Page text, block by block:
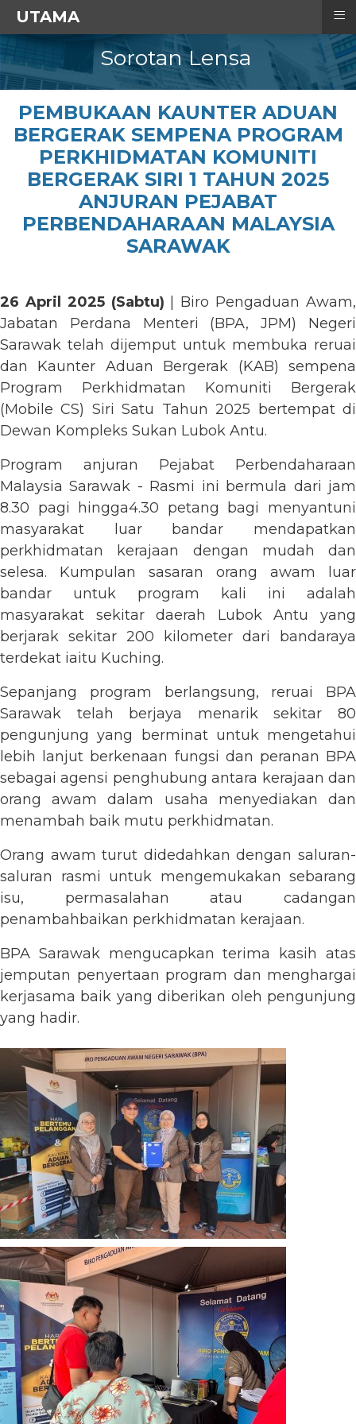
Sorotan Lensa
PEMBUKAAN KAUNTER ADUAN
BERGERAK SEMPENA PROGRAM
PERKHIDMATAN KOMUNITI
BERGERAK SIRI 1 TAHUN 2025
ANJURAN PEJABAT
PERBENDAHARAAN MALAYSIA
SARAWAK
26 April 2025 (Sabtu) | Biro Pengaduan Awam,
Jabatan Perdana Menteri (BPA, JPM) Negeri
Sarawak telah dijemput untuk membuka reruai
dan Kaunter Aduan Bergerak (KAB) sempena
Program Perkhidmatan Komuniti Bergerak
(Mobile CS) Siri Satu Tahun 2025 bertempat di
Dewan Kompleks Sukan Lubok Antu.
Program anjuran Pejabat Perbendaharaan
Malaysia Sarawak - Rasmi ini bermula dari jam
8.30 pagi hingga4.30 petang bagi menyantuni
masyarakat luar bandar mendapatkan
perkhidmatan kerajaan dengan mudah dan
selesa. Kumpulan sasaran orang awam luar
bandar untuk program kali ini adalah
masyarakat sekitar daerah Lubok Antu yang
berjarak sekitar 200 kilometer dari bandaraya
terdekat iaitu Kuching.
Sepanjang program berlangsung, reruai BPA
Sarawak telah berjaya menarik sekitar 80
pengunjung yang berminat untuk mengetahui
lebih lanjut berkenaan fungsi dan peranan BPA
sebagai agensi penghubung antara kerajaan dan
orang awam dalam usaha menyediakan dan
menambah baik mutu perkhidmatan.
Orang awam turut didedahkan dengan saluran-
saluran rasmi untuk mengemukakan sebarang
isu, permasalahan atau cadangan
penambahbaikan perkhidmatan kerajaan.
BPA Sarawak mengucapkan terima kasih atas
jemputan penyertaan program dan menghargai
kerjasama baik yang diberikan oleh pengunjung
yang hadir.
UTAMA ≡